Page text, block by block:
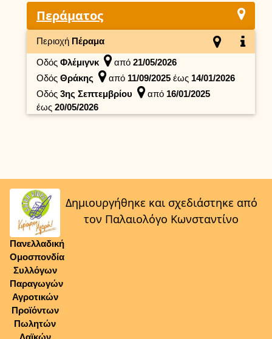
Περάματος
Περιοχή Πέραμα
Οδός Φλέμιγνκ από 21/05/2026
Οδός Θράκης από 11/09/2025 έως 14/01/2026
Οδός 3ης Σεπτεμβρίου από 16/01/2025
έως 20/05/2026
Πανελλαδική
Ομοσπονδία
Συλλόγων
Παραγωγών
Αγροτικών
Προϊόντων
Πωλητών
Λαϊκών
Δημιουργήθηκε και σχεδιάστηκε από
τον Παλαιολόγο Κωνσταντίνο